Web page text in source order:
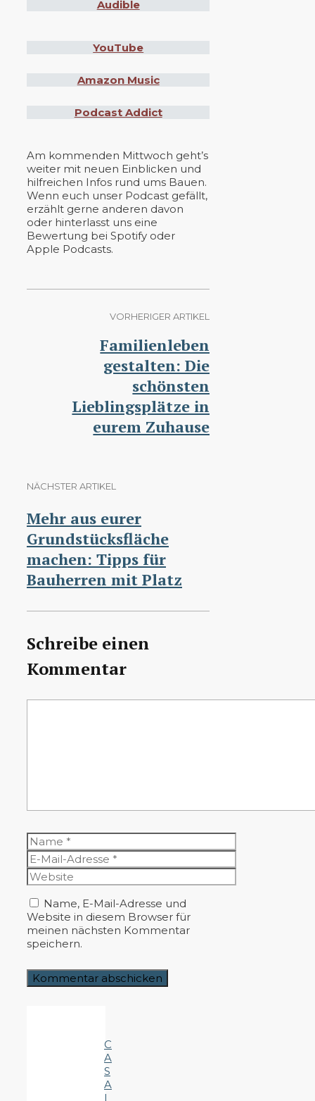
Audible
YouTube
Amazon Music
Podcast Addict
Am kommenden Mittwoch geht’s
weiter mit neuen Einblicken und
hilfreichen Infos rund ums Bauen.
Wenn euch unser Podcast gefällt,
erzählt gerne anderen davon
oder hinterlasst uns eine
Bewertung bei Spotify oder
Apple Podcasts.
VORHERIGER ARTIKEL
Familienleben
gestalten: Die
schönsten
Lieblingsplätze in
eurem Zuhause
NÄCHSTER ARTIKEL
Mehr aus eurer
Grundstücksfläche
machen: Tipps für
Bauherren mit Platz
Schreibe einen
Kommentar
Name
E-
Mail-
Adresse
Website
Name, E-Mail-Adresse und
Website in diesem Browser für
meinen nächsten Kommentar
speichern.
C
A
S
A
I